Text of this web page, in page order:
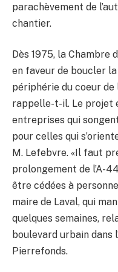
parachèvement de
chantier.
Dès 1975, la
en faveur de boucler
périphérie du coeur
rappelle-t-il. Le projet
entreprises qui
pour celles qui
M. Lefebvre. «Il faut
prolongement de l’A-
être cédées à
maire de Laval, qui
quelques semaines,
boulevard urbain dans
Pierrefonds.